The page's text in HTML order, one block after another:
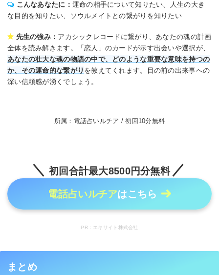
こんなあなたに： 運命の相手について知りたい、人生の大き
な目的を知りたい、ソウルメイトとの繋がりを知りたい
先生の強み： アカシックレコードに繋がり、あなたの魂の計画
全体を読み解きます。「恋人」のカードが示す出会いや選択が、
あなたの壮大な魂の物語の中で、どのような重要な意味を持つの
か、その運命的な繋がり を教えてくれます。目の前の出来事への
深い信頼感が湧くでしょう。
所属：電話占いルチア / 初回10分無料
初回合計最大8500円分無料
電話占いルチアはこちら
PR：エキサイト株式会社
まとめ